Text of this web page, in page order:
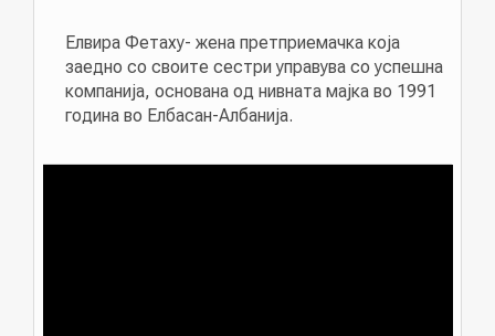
Елвира Фетаху- жена претприемачка која
заедно со своите сестри управува со успешна
компанија, основана од нивната мајка во 1991
година во Елбасан-Албанија.